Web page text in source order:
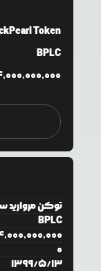
Token
BPLC
توکن مروارید
BPLC
0
1399/5/13